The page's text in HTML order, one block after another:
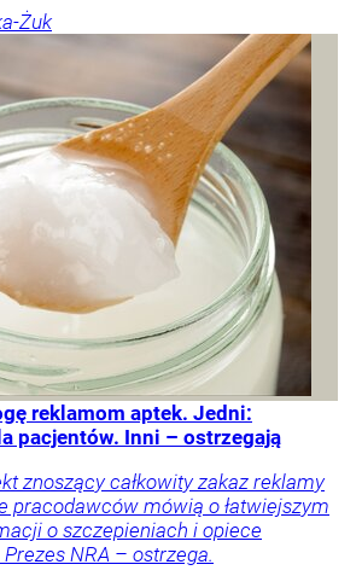
Żuk
reklamom aptek. Jedni:
pacjentów. Inni – ostrzegają
znoszący całkowity zakaz reklamy
pracodawców mówią o łatwiejszym
o szczepieniach i opiece
NRA – ostrzega.